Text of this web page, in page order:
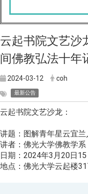
云起书院文艺沙
间佛教弘法十年
2024-03-12 coh
最新公告
云起书院文艺沙龙：
讲题：图解青年星云宜
讲者：佛光大学佛教学
日期：2024年3月20日
地点：佛光大学云起楼